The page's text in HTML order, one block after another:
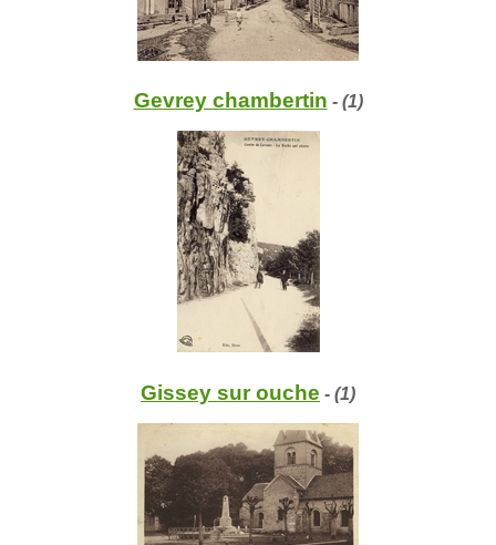
Gevrey chambertin - (1)
Gissey sur ouche - (1)